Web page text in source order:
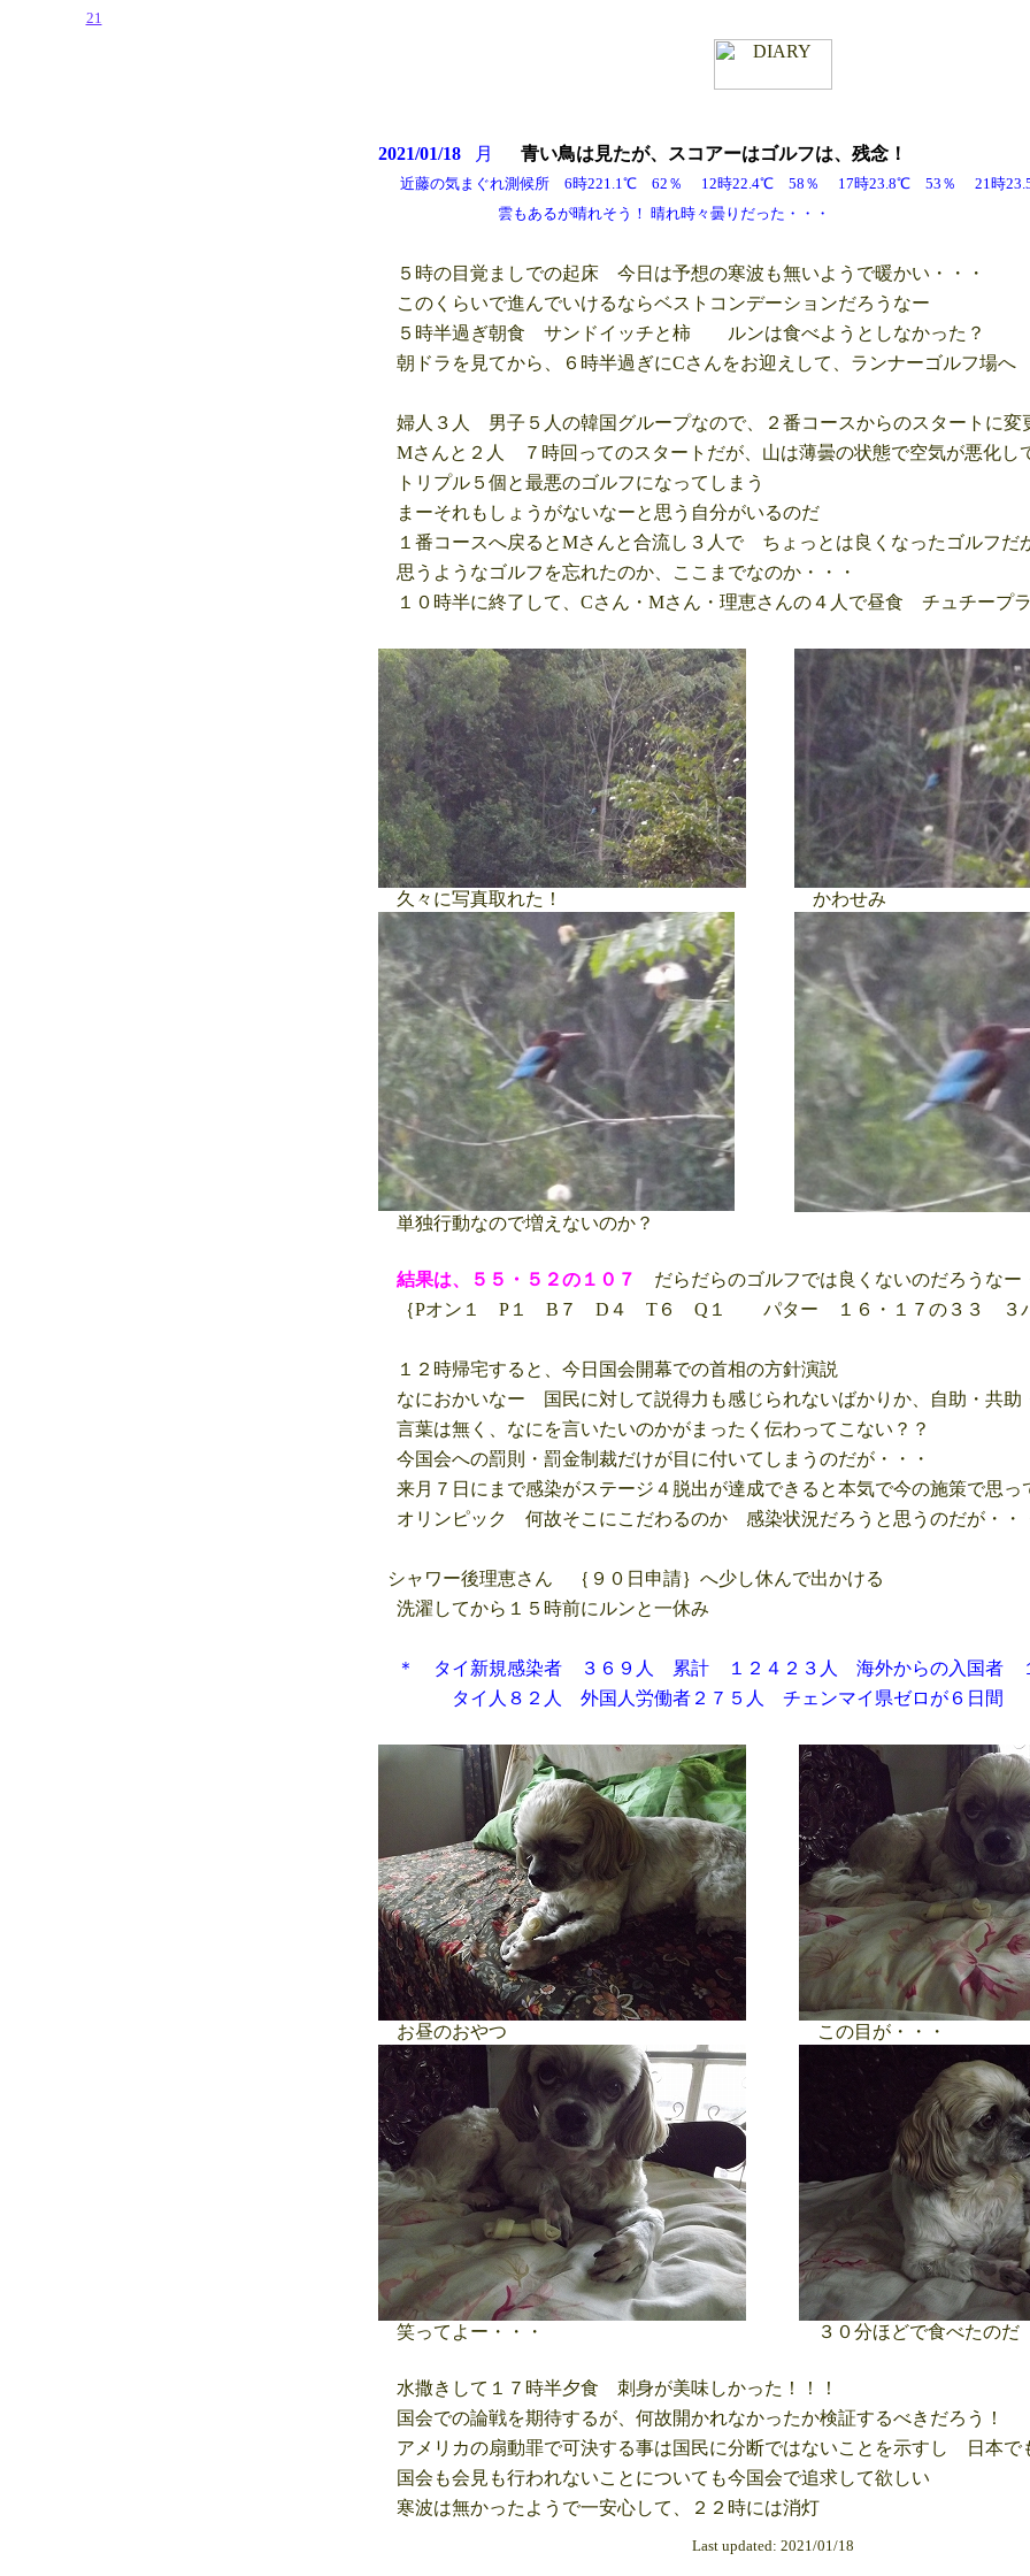
21
2021/01/18 月 青い鳥は見たが、スコアーはゴルフは、残念！
近藤の気まぐれ測候所 6時221.1℃ 62％ 12時22.4℃ 58％ 17時23.8℃ 53％ 21
雲もあるが晴れそう！ 晴れ時々曇りだった・・・
５時の目覚ましでの起床 今日は予想の寒波も無いようで暖かい・・・
このくらいで進んでいけるならベストコンデーションだろうなー
５時半過ぎ朝食 サンドイッチと柿 ルンは食べようとしなかった？
朝ドラを見てから、６時半過ぎにCさんをお迎えして、ランナーゴルフ場へ
婦人３人 男子５人の韓国グループなので、２番コースからのスタートに変
Mさんと２人 ７時回ってのスタートだが、山は薄曇の状態で空気が悪化し
トリプル５個と最悪のゴルフになってしまう
まーそれもしょうがないなーと思う自分がいるのだ
１番コースへ戻るとMさんと合流し３人で ちょっとは良くなったゴルフだ
思うようなゴルフを忘れたのか、ここまでなのか・・・
１０時半に終了して、Cさん・Mさん・理恵さんの４人で昼食 チュチープ
久々に写真取れた！ かわせみ
単独行動なので増えないのか？
結果は、５５・５２の１０７
だらだらのゴルフでは良くないのだろうなー
｛Pオン１ P１ B７ D４ T６ Q１ パター １６・１７の３３ ３パ
１２時帰宅すると、今日国会開幕での首相の方針演説
なにおかいなー 国民に対して説得力も感じられないばかりか、自助・共助
言葉は無く、なにを言いたいのかがまったく伝わってこない？？
今国会への罰則・罰金制裁だけが目に付いてしまうのだが・・・
来月７日にまで感染がステージ４脱出が達成できると本気で今の施策で思っ
オリンピック 何故そこにこだわるのか 感染状況だろうと思うのだが・・
シャワー後理恵さん ｛９０日申請｝へ少し休んで出かける
洗濯してから１５時前にルンと一休み
＊ タイ新規感染者 ３６９人 累計 １２４２３人 海外からの入国者
タイ人８２人 外国人労働者２７５人 チェンマイ県ゼロが６日間
お昼のおやつ この目が・・・
笑ってよー・・・ ３０分ほどで食べたのだ
水撒きして１７時半夕食 刺身が美味しかった！！！
国会での論戦を期待するが、何故開かれなかったか検証するべきだろう！
アメリカの扇動罪で可決する事は国民に分断ではないことを示すし 日本で
国会も会見も行われないことについても今国会で追求して欲しい
寒波は無かったようで一安心して、２２時には消灯
Last updated: 2021/01/18